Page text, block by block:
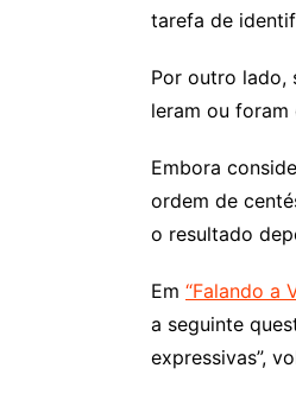
tarefa de
Por outro lado,
leram ou
Embora
ordem de
o resultado
Em “Falando a
a seguinte
expressivas”,